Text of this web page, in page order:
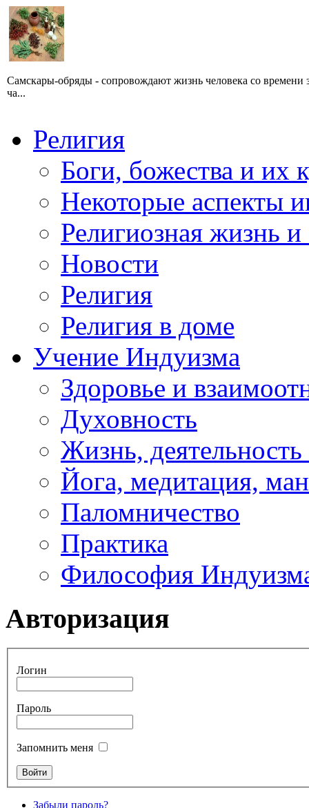
Самскары-обряды - сопровождают жизнь человека со времени
ча...
Религия
Боги, божества и их
Некоторые аспекты
Религиозная жизнь
Новости
Религия
Религия в доме
Учение Индуизма
Здоровье и
Духовность
Жизнь, деятельность
Йога, медитация,
Паломничество
Практика
Философия
Авторизация
Логин
Пароль
Запомнить меня
Забыли пароль?